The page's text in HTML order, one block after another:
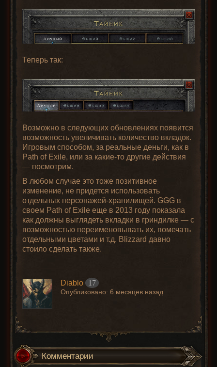
Теперь так:
Возможно в следующих обновлениях появится
возможность увеличивать количество вкладок.
Игровым способом, за реальные деньги, как в
Path of Exile, или за какие-то другие действия
— посмотрим.
В любом случае это тоже позитивное
изменение, не придется использовать
отдельных персонажей-хранилищей. GGG в
своем Path of Exile еще в 2013 году показала
как должны выглядеть вкладки в гриндилке — с
возможностью переименовывать их, помечать
отдельными цветами и т.д. Blizzard давно
стоило сделать также.
Diablo 17
Опубликовано: 6 месяцев назад
Комментарии